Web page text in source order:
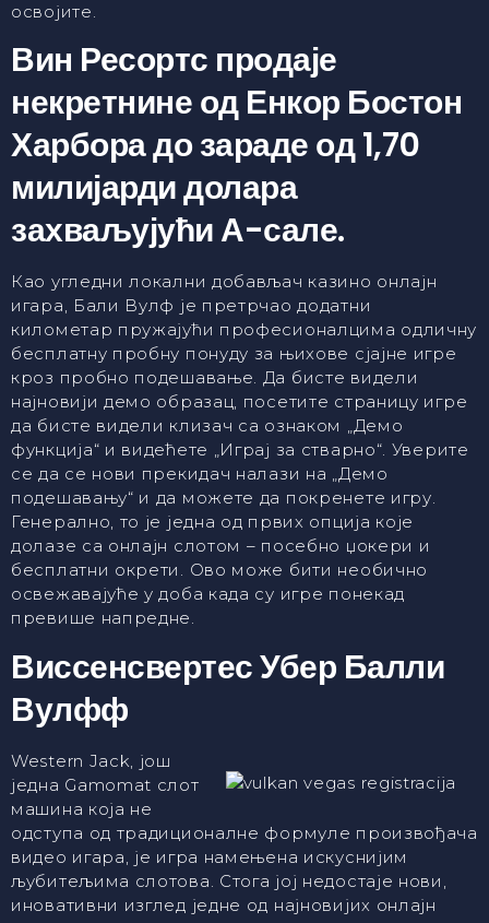
освојите.
Вин Ресортс продаје
некретнине од Енкор Бостон
Харбора до зараде од 1,70
милијарди долара
захваљујући А-сале.
Као угледни локални добављач казино онлајн
игара, Бали Вулф је претрчао додатни
километар пружајући професионалцима одличну
бесплатну пробну понуду за њихове сјајне игре
кроз пробно подешавање. Да бисте видели
најновији демо образац, посетите страницу игре
да бисте видели клизач са ознаком „Демо
функција“ и видећете „Играј за стварно“. Уверите
се да се нови прекидач налази на „Демо
подешавању“ и да можете да покренете игру.
Генерално, то је једна од првих опција које
долазе са онлајн слотом – посебно џокери и
бесплатни окрети. Ово може бити необично
освежавајуће у доба када су игре понекад
превише напредне.
Виссенсвертес Убер Балли
Вулфф
Western Jack, још
једна Gamomat слот
машина која не
одступа од традиционалне формуле произвођача
видео игара, је игра намењена искуснијим
љубитељима слотова. Стога јој недостаје нови,
иновативни изглед једне од најновијих онлајн